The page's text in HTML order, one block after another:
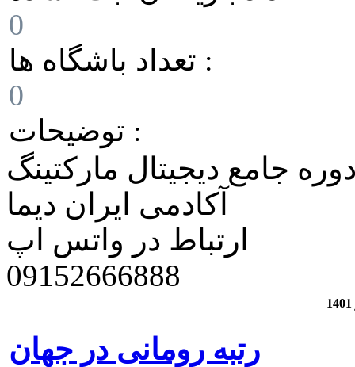
0
تعداد باشگاه ها :
0
توضیحات :
جامع دیجیتال مارکتینگ
آکادمی ایران دیما
ارتباط در واتس اپ
​09152666888
رتبه رومانی در جهان